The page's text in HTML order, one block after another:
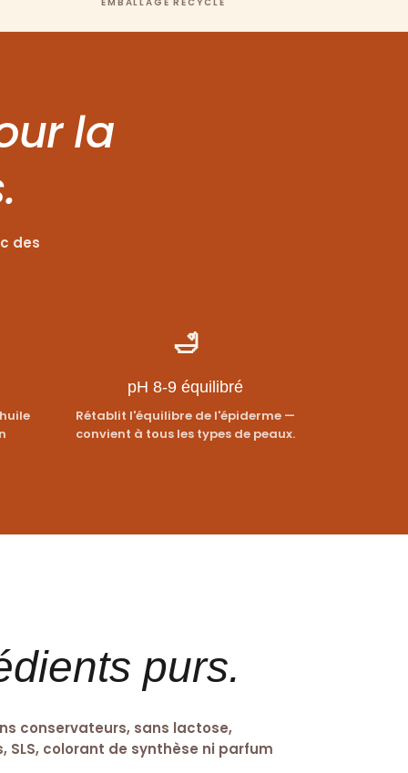
la
des
🛁
pH 8-9 équilibré
Rétablit l'équilibre de l'épiderme —
convient à tous les types de peaux.
purs.
conservateurs, sans lactose,
SLS, colorant de synthèse ni parfum